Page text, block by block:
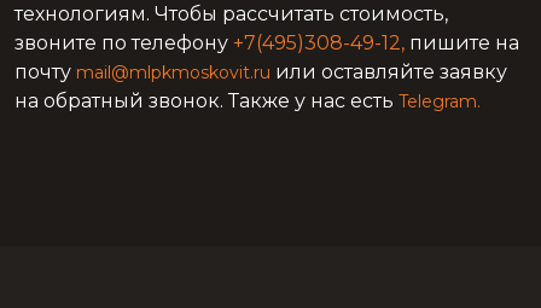
медаль самбо
изготовление спортивных медалей чемпионат
медаль для награждения
медаль на ленте
технологиям. Чтобы рассчитать стоимость,
звоните по телефону +7(495)308-49-12, пишите на
почту mail@mlpkmoskovit.ru или оставляйте заявку
на обратный звонок. Также у нас есть Telegram.